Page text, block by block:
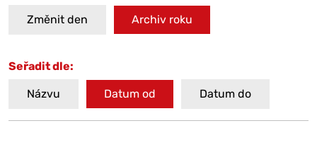
Změnit den Archiv roku
Seřadit dle:
Názvu Datum od Datum do